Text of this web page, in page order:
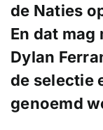
de Naties
En dat
Dylan
de selectie
genoemd